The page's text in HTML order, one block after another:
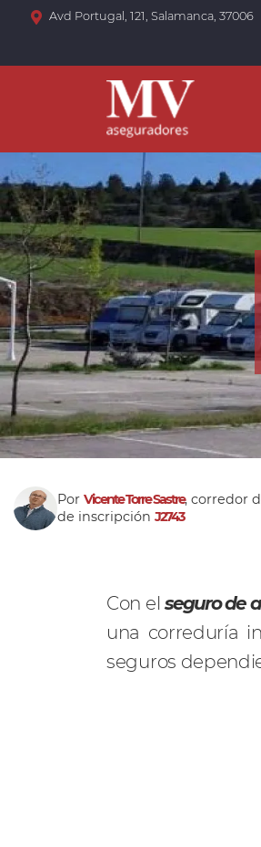
Avd Portugal, 121, Salamanca, 37006
Por Vicente Torre Sastre, corredor
de inscripción J2743
Con el seguro de
una correduría
seguros